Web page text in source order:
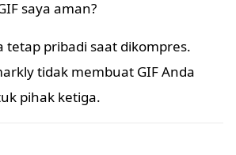
saya aman?
tetap pribadi saat dikompres.
tidak membuat GIF Anda
pihak ketiga.